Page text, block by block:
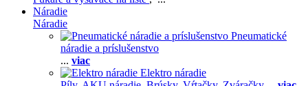
Náradie
Náradie
Pneumatické
náradie a príslušenstvo
... viac
Elektro náradie